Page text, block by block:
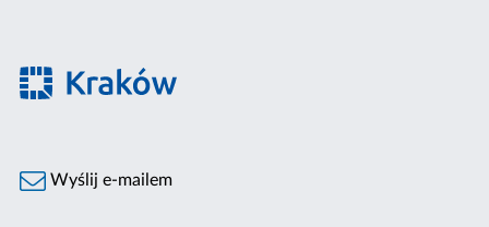
Wyślij e-mailem